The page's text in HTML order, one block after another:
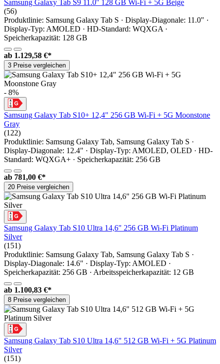
Samsung Galaxy Tab S9 11.0'' 128 GB Wi-Fi + 5G Beige
(56)
Produktlinie: Samsung Galaxy Tab S · Display-Diagonale: 11.0" ·
Display-Typ: AMOLED · HD-Standard: WQXGA ·
Speicherkapazität: 128 GB
ab 1.129,58 €*
3 Preise vergleichen
- 8%
Samsung Galaxy Tab S10+ 12,4" 256 GB Wi-Fi + 5G Moonstone
Gray
(122)
Produktlinie: Samsung Galaxy Tab, Samsung Galaxy Tab S ·
Display-Diagonale: 12.4" · Display-Typ: AMOLED, OLED · HD-
Standard: WQXGA+ · Speicherkapazität: 256 GB
ab 781,00 €*
20 Preise vergleichen
Samsung Galaxy Tab S10 Ultra 14,6" 256 GB Wi-Fi Platinum
Silver
(151)
Produktlinie: Samsung Galaxy Tab, Samsung Galaxy Tab S ·
Display-Diagonale: 14.6" · Display-Typ: AMOLED ·
Speicherkapazität: 256 GB · Arbeitsspeicherkapazität: 12 GB
ab 1.100,83 €*
8 Preise vergleichen
Samsung Galaxy Tab S10 Ultra 14,6" 512 GB Wi-Fi + 5G Platinum
Silver
(151)